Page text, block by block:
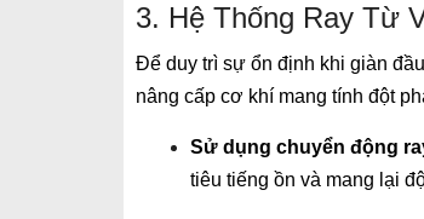
3. Hệ Thống Ray Từ
Để duy trì sự ổn định khi giàn
nâng cấp cơ khí mang tính đột
Sử dụng chuyển động
tiêu tiếng ồn và mang lại